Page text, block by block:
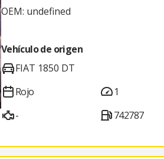
OEM: undefined
Vehículo de origen
FIAT 1850 DT
Rojo
-
1
742787